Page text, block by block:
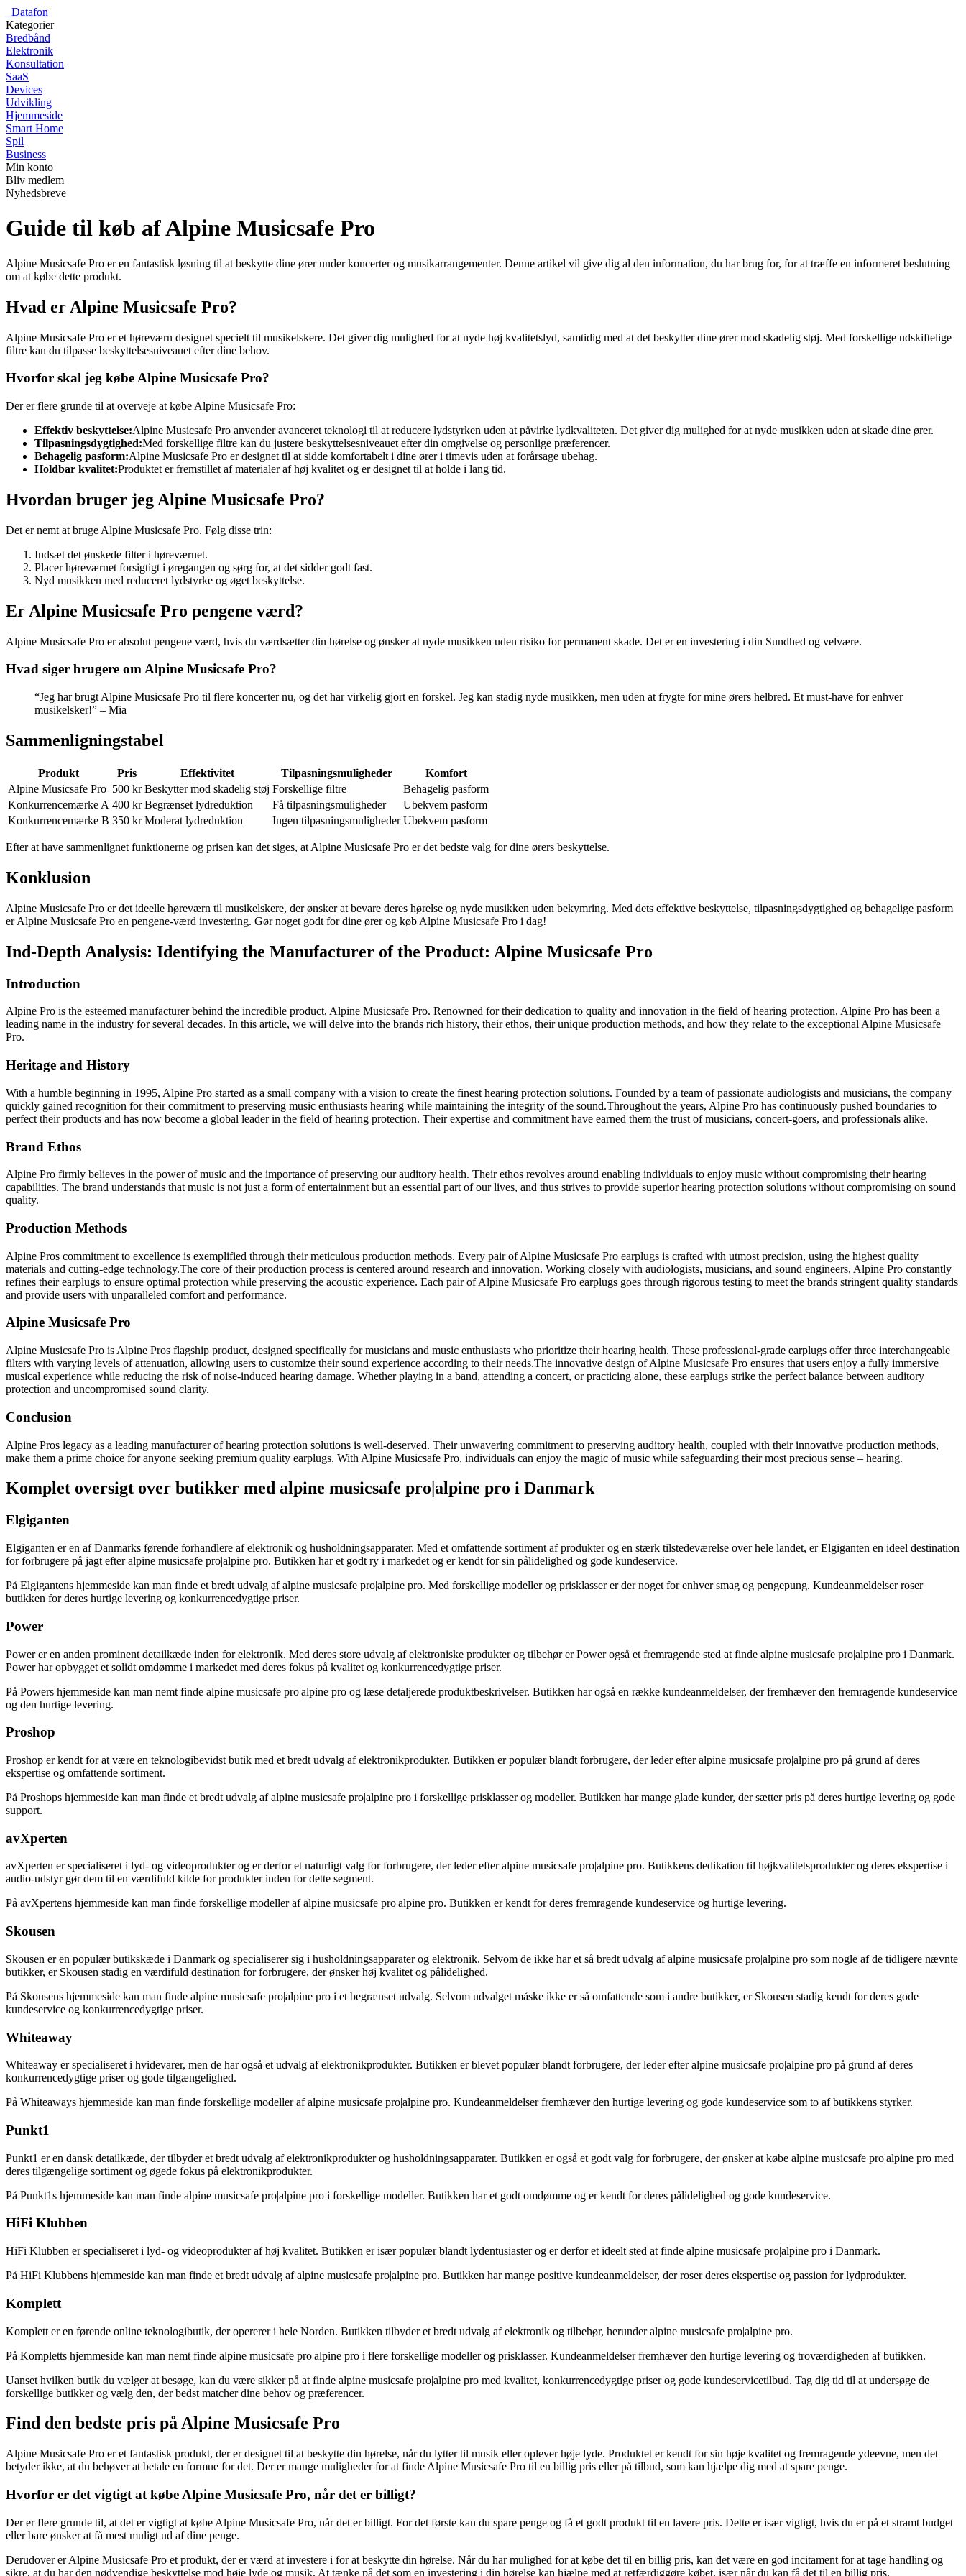
Datafon
Kategorier
Bredbånd
Elektronik
Konsultation
SaaS
Devices
Udvikling
Hjemmeside
Smart Home
Spil
Business
Min konto
Bliv medlem
Nyhedsbreve
Guide til køb af Alpine Musicsafe Pro
Alpine Musicsafe Pro er en fantastisk løsning til at beskytte dine ører under koncerter og musikarrangementer. Denne artikel vil give dig al den information, du har brug for, for at træffe en informeret beslutning
om at købe dette produkt.
Hvad er Alpine Musicsafe Pro?
Alpine Musicsafe Pro er et høreværn designet specielt til musikelskere. Det giver dig mulighed for at nyde høj kvalitetslyd, samtidig med at det beskytter dine ører mod skadelig støj. Med forskellige udskiftelige
filtre kan du tilpasse beskyttelsesniveauet efter dine behov.
Hvorfor skal jeg købe Alpine Musicsafe Pro?
Der er flere grunde til at overveje at købe Alpine Musicsafe Pro:
Effektiv beskyttelse:Alpine Musicsafe Pro anvender avanceret teknologi til at reducere lydstyrken uden at påvirke lydkvaliteten. Det giver dig mulighed for at nyde musikken uden at skade dine ører.
Tilpasningsdygtighed:Med forskellige filtre kan du justere beskyttelsesniveauet efter din omgivelse og personlige præferencer.
Behagelig pasform:Alpine Musicsafe Pro er designet til at sidde komfortabelt i dine ører i timevis uden at forårsage ubehag.
Holdbar kvalitet:Produktet er fremstillet af materialer af høj kvalitet og er designet til at holde i lang tid.
Hvordan bruger jeg Alpine Musicsafe Pro?
Det er nemt at bruge Alpine Musicsafe Pro. Følg disse trin:
Indsæt det ønskede filter i høreværnet.
Placer høreværnet forsigtigt i øregangen og sørg for, at det sidder godt fast.
Nyd musikken med reduceret lydstyrke og øget beskyttelse.
Er Alpine Musicsafe Pro pengene værd?
Alpine Musicsafe Pro er absolut pengene værd, hvis du værdsætter din hørelse og ønsker at nyde musikken uden risiko for permanent skade. Det er en investering i din Sundhed og velvære.
Hvad siger brugere om Alpine Musicsafe Pro?
“Jeg har brugt Alpine Musicsafe Pro til flere koncerter nu, og det har virkelig gjort en forskel. Jeg kan stadig nyde musikken, men uden at frygte for mine ørers helbred. Et must-have for enhver
musikelsker!” – Mia
Sammenligningstabel
Produkt Pris Effektivitet Tilpasningsmuligheder
Komfort
Alpine Musicsafe Pro 500 kr Beskytter mod skadelig støj Forskellige filtre
Behagelig pasform
Konkurrencemærke A 400 kr Begrænset lydreduktion Få tilpasningsmuligheder
Ubekvem pasform
Konkurrencemærke B 350 kr Moderat lydreduktion Ingen tilpasningsmuligheder Ubekvem pasform
Efter at have sammenlignet funktionerne og prisen kan det siges, at Alpine Musicsafe Pro er det bedste valg for dine ørers beskyttelse.
Konklusion
Alpine Musicsafe Pro er det ideelle høreværn til musikelskere, der ønsker at bevare deres hørelse og nyde musikken uden bekymring. Med dets effektive beskyttelse, tilpasningsdygtighed og behagelige pasform
er Alpine Musicsafe Pro en pengene-værd investering. Gør noget godt for dine ører og køb Alpine Musicsafe Pro i dag!
Ind-Depth Analysis: Identifying the Manufacturer of the Product: Alpine Musicsafe Pro
Introduction
Alpine Pro is the esteemed manufacturer behind the incredible product, Alpine Musicsafe Pro. Renowned for their dedication to quality and innovation in the field of hearing protection, Alpine Pro has been a
leading name in the industry for several decades. In this article, we will delve into the brands rich history, their ethos, their unique production methods, and how they relate to the exceptional Alpine Musicsafe
Pro.
Heritage and History
With a humble beginning in 1995, Alpine Pro started as a small company with a vision to create the finest hearing protection solutions. Founded by a team of passionate audiologists and musicians, the company
quickly gained recognition for their commitment to preserving music enthusiasts hearing while maintaining the integrity of the sound.Throughout the years, Alpine Pro has continuously pushed boundaries to
perfect their products and has now become a global leader in the field of hearing protection. Their expertise and commitment have earned them the trust of musicians, concert-goers, and professionals alike.
Brand Ethos
Alpine Pro firmly believes in the power of music and the importance of preserving our auditory health. Their ethos revolves around enabling individuals to enjoy music without compromising their hearing
capabilities. The brand understands that music is not just a form of entertainment but an essential part of our lives, and thus strives to provide superior hearing protection solutions without compromising on sound
quality.
Production Methods
Alpine Pros commitment to excellence is exemplified through their meticulous production methods. Every pair of Alpine Musicsafe Pro earplugs is crafted with utmost precision, using the highest quality
materials and cutting-edge technology.The core of their production process is centered around research and innovation. Working closely with audiologists, musicians, and sound engineers, Alpine Pro constantly
refines their earplugs to ensure optimal protection while preserving the acoustic experience. Each pair of Alpine Musicsafe Pro earplugs goes through rigorous testing to meet the brands stringent quality standards
and provide users with unparalleled comfort and performance.
Alpine Musicsafe Pro
Alpine Musicsafe Pro is Alpine Pros flagship product, designed specifically for musicians and music enthusiasts who prioritize their hearing health. These professional-grade earplugs offer three interchangeable
filters with varying levels of attenuation, allowing users to customize their sound experience according to their needs.The innovative design of Alpine Musicsafe Pro ensures that users enjoy a fully immersive
musical experience while reducing the risk of noise-induced hearing damage. Whether playing in a band, attending a concert, or practicing alone, these earplugs strike the perfect balance between auditory
protection and uncompromised sound clarity.
Conclusion
Alpine Pros legacy as a leading manufacturer of hearing protection solutions is well-deserved. Their unwavering commitment to preserving auditory health, coupled with their innovative production methods,
make them a prime choice for anyone seeking premium quality earplugs. With Alpine Musicsafe Pro, individuals can enjoy the magic of music while safeguarding their most precious sense – hearing.
Komplet oversigt over butikker med alpine musicsafe pro|alpine pro i Danmark
Elgiganten
Elgiganten er en af Danmarks førende forhandlere af elektronik og husholdningsapparater. Med et omfattende sortiment af produkter og en stærk tilstedeværelse over hele landet, er Elgiganten en ideel destination
for forbrugere på jagt efter alpine musicsafe pro|alpine pro. Butikken har et godt ry i markedet og er kendt for sin pålidelighed og gode kundeservice.
På Elgigantens hjemmeside kan man finde et bredt udvalg af alpine musicsafe pro|alpine pro. Med forskellige modeller og prisklasser er der noget for enhver smag og pengepung. Kundeanmeldelser roser
butikken for deres hurtige levering og konkurrencedygtige priser.
Power
Power er en anden prominent detailkæde inden for elektronik. Med deres store udvalg af elektroniske produkter og tilbehør er Power også et fremragende sted at finde alpine musicsafe pro|alpine pro i Danmark.
Power har opbygget et solidt omdømme i markedet med deres fokus på kvalitet og konkurrencedygtige priser.
På Powers hjemmeside kan man nemt finde alpine musicsafe pro|alpine pro og læse detaljerede produktbeskrivelser. Butikken har også en række kundeanmeldelser, der fremhæver den fremragende kundeservice
og den hurtige levering.
Proshop
Proshop er kendt for at være en teknologibevidst butik med et bredt udvalg af elektronikprodukter. Butikken er populær blandt forbrugere, der leder efter alpine musicsafe pro|alpine pro på grund af deres
ekspertise og omfattende sortiment.
På Proshops hjemmeside kan man finde et bredt udvalg af alpine musicsafe pro|alpine pro i forskellige prisklasser og modeller. Butikken har mange glade kunder, der sætter pris på deres hurtige levering og gode
support.
avXperten
avXperten er specialiseret i lyd- og videoprodukter og er derfor et naturligt valg for forbrugere, der leder efter alpine musicsafe pro|alpine pro. Butikkens dedikation til højkvalitetsprodukter og deres ekspertise i
audio-udstyr gør dem til en værdifuld kilde for produkter inden for dette segment.
På avXpertens hjemmeside kan man finde forskellige modeller af alpine musicsafe pro|alpine pro. Butikken er kendt for deres fremragende kundeservice og hurtige levering.
Skousen
Skousen er en populær butikskæde i Danmark og specialiserer sig i husholdningsapparater og elektronik. Selvom de ikke har et så bredt udvalg af alpine musicsafe pro|alpine pro som nogle af de tidligere nævnte
butikker, er Skousen stadig en værdifuld destination for forbrugere, der ønsker høj kvalitet og pålidelighed.
På Skousens hjemmeside kan man finde alpine musicsafe pro|alpine pro i et begrænset udvalg. Selvom udvalget måske ikke er så omfattende som i andre butikker, er Skousen stadig kendt for deres gode
kundeservice og konkurrencedygtige priser.
Whiteaway
Whiteaway er specialiseret i hvidevarer, men de har også et udvalg af elektronikprodukter. Butikken er blevet populær blandt forbrugere, der leder efter alpine musicsafe pro|alpine pro på grund af deres
konkurrencedygtige priser og gode tilgængelighed.
På Whiteaways hjemmeside kan man finde forskellige modeller af alpine musicsafe pro|alpine pro. Kundeanmeldelser fremhæver den hurtige levering og gode kundeservice som to af butikkens styrker.
Punkt1
Punkt1 er en dansk detailkæde, der tilbyder et bredt udvalg af elektronikprodukter og husholdningsapparater. Butikken er også et godt valg for forbrugere, der ønsker at købe alpine musicsafe pro|alpine pro med
deres tilgængelige sortiment og øgede fokus på elektronikprodukter.
På Punkt1s hjemmeside kan man finde alpine musicsafe pro|alpine pro i forskellige modeller. Butikken har et godt omdømme og er kendt for deres pålidelighed og gode kundeservice.
HiFi Klubben
HiFi Klubben er specialiseret i lyd- og videoprodukter af høj kvalitet. Butikken er især populær blandt lydentusiaster og er derfor et ideelt sted at finde alpine musicsafe pro|alpine pro i Danmark.
På HiFi Klubbens hjemmeside kan man finde et bredt udvalg af alpine musicsafe pro|alpine pro. Butikken har mange positive kundeanmeldelser, der roser deres ekspertise og passion for lydprodukter.
Komplett
Komplett er en førende online teknologibutik, der opererer i hele Norden. Butikken tilbyder et bredt udvalg af elektronik og tilbehør, herunder alpine musicsafe pro|alpine pro.
På Kompletts hjemmeside kan man nemt finde alpine musicsafe pro|alpine pro i flere forskellige modeller og prisklasser. Kundeanmeldelser fremhæver den hurtige levering og troværdigheden af butikken.
Uanset hvilken butik du vælger at besøge, kan du være sikker på at finde alpine musicsafe pro|alpine pro med kvalitet, konkurrencedygtige priser og gode kundeservicetilbud. Tag dig tid til at undersøge de
forskellige butikker og vælg den, der bedst matcher dine behov og præferencer.
Find den bedste pris på Alpine Musicsafe Pro
Alpine Musicsafe Pro er et fantastisk produkt, der er designet til at beskytte din hørelse, når du lytter til musik eller oplever høje lyde. Produktet er kendt for sin høje kvalitet og fremragende ydeevne, men det
betyder ikke, at du behøver at betale en formue for det. Der er mange muligheder for at finde Alpine Musicsafe Pro til en billig pris eller på tilbud, som kan hjælpe dig med at spare penge.
Hvorfor er det vigtigt at købe Alpine Musicsafe Pro, når det er billigt?
Der er flere grunde til, at det er vigtigt at købe Alpine Musicsafe Pro, når det er billigt. For det første kan du spare penge og få et godt produkt til en lavere pris. Dette er især vigtigt, hvis du er på et stramt budget
eller bare ønsker at få mest muligt ud af dine penge.
Derudover er Alpine Musicsafe Pro et produkt, der er værd at investere i for at beskytte din hørelse. Når du har mulighed for at købe det til en billig pris, kan det være en god incitament for at tage handling og
sikre, at du har den nødvendige beskyttelse mod høje lyde og musik. At tænke på det som en investering i din hørelse kan hjælpe med at retfærdiggøre købet, især når du kan få det til en billig pris.